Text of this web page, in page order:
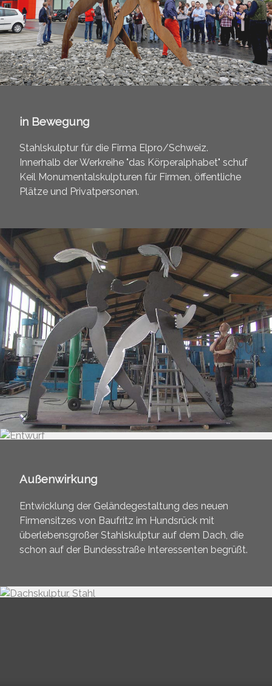
in Bewegung
Stahlskulptur für die Firma Elpro/Schweiz.
Innerhalb der Werkreihe "das Körperalphabet" schuf
Keil Monumentalskulpturen für Firmen, öffentliche
Plätze und Privatpersonen.
Außenwirkung
Entwicklung der Geländegestaltung des neuen
Firmensitzes von Baufritz im Hundsrück mit
überlebensgroßer Stahlskulptur auf dem Dach, die
schon auf der Bundesstraße Interessenten begrüßt.